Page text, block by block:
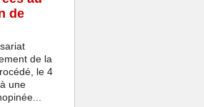
de
de la
le 4
une